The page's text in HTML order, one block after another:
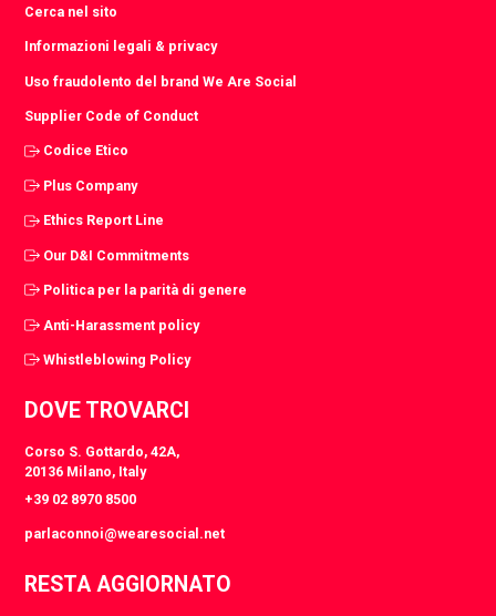
Cerca nel sito
Informazioni legali & privacy
Uso fraudolento del brand We Are Social
Supplier Code of Conduct
Codice Etico
Plus Company
Ethics Report Line
Our D&I Commitments
Politica per la parità di genere
Anti-Harassment policy
Whistleblowing Policy
DOVE TROVARCI
Corso S. Gottardo, 42A,
20136 Milano, Italy
+39 02 8970 8500
parlaconnoi@wearesocial.net
RESTA AGGIORNATO